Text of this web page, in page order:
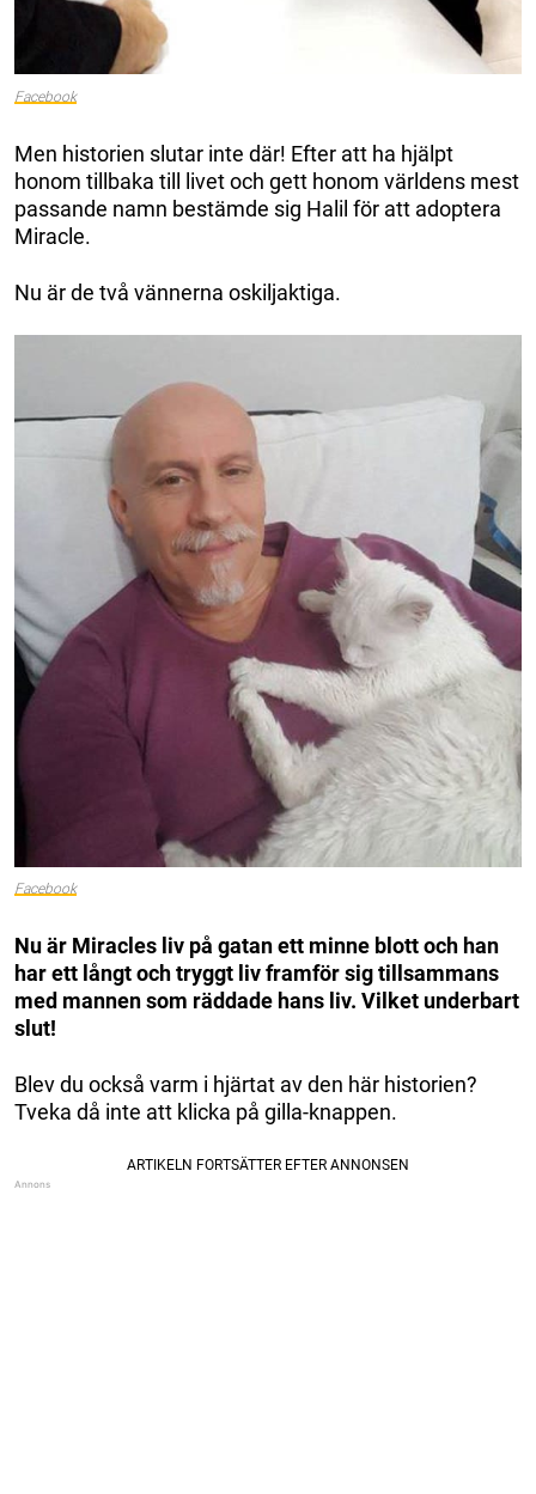
Facebook
Men historien slutar inte där! Efter att ha hjälpt
honom tillbaka till livet och gett honom världens mest
passande namn bestämde sig Halil för att adoptera
Miracle.
Nu är de två vännerna oskiljaktiga.
Facebook
Nu är Miracles liv på gatan ett minne blott och han
har ett långt och tryggt liv framför sig tillsammans
med mannen som räddade hans liv. Vilket underbart
slut!
Blev du också varm i hjärtat av den här historien?
Tveka då inte att klicka på gilla-knappen.